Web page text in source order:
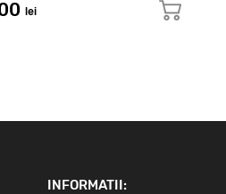
lei
INFORMATII: